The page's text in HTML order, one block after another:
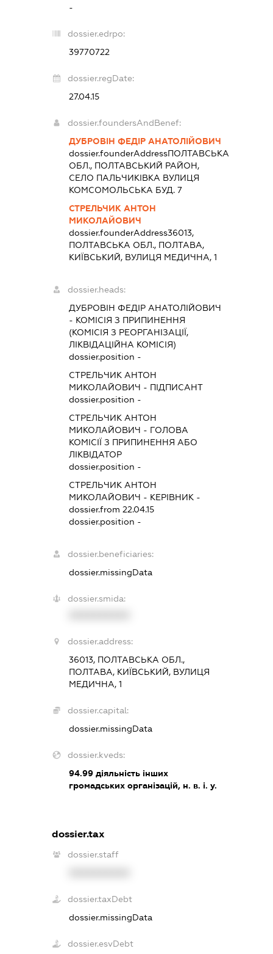
-
dossier.edrpo:
39770722
dossier.regDate:
27.04.15
dossier.foundersAndBenef:
ДУБРОВІН ФЕДІР АНАТОЛІЙОВИЧ
dossier.founderAddressПОЛТАВСЬКА
ОБЛ., ПОЛТАВСЬКИЙ РАЙОН,
СЕЛО ПАЛЬЧИКІВКА ВУЛИЦЯ
КОМСОМОЛЬСЬКА БУД. 7
СТРЕЛЬЧИК АНТОН
МИКОЛАЙОВИЧ
dossier.founderAddress36013,
ПОЛТАВСЬКА ОБЛ., ПОЛТАВА,
КИЇВСЬКИЙ, ВУЛИЦЯ МЕДИЧНА, 1
dossier.heads:
ДУБРОВІН ФЕДІР АНАТОЛІЙОВИЧ
- КОМІСІЯ З ПРИПИНЕННЯ
(КОМІСІЯ З РЕОРГАНІЗАЦІЇ,
ЛІКВІДАЦІЙНА КОМІСІЯ)
dossier.position -
СТРЕЛЬЧИК АНТОН
МИКОЛАЙОВИЧ - ПІДПИСАНТ
dossier.position -
СТРЕЛЬЧИК АНТОН
МИКОЛАЙОВИЧ - ГОЛОВА
КОМІСІЇ З ПРИПИНЕННЯ АБО
ЛІКВІДАТОР
dossier.position -
СТРЕЛЬЧИК АНТОН
МИКОЛАЙОВИЧ - КЕРІВНИК -
dossier.from 22.04.15
dossier.position -
dossier.beneficiaries:
dossier.missingData
dossier.smida:
dossier.address:
36013, ПОЛТАВСЬКА ОБЛ.,
ПОЛТАВА, КИЇВСЬКИЙ, ВУЛИЦЯ
МЕДИЧНА, 1
dossier.capital:
dossier.missingData
dossier.kveds:
94.99діяльність інших
громадських організацій, н. в. і. у.
dossier.tax
dossier.staff
dossier.taxDebt
dossier.missingData
dossier.esvDebt